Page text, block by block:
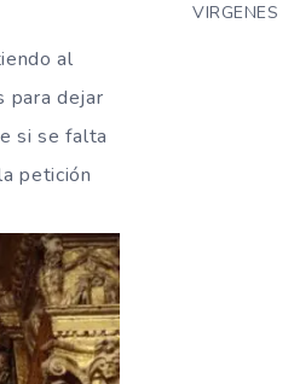
al
para dejar
si se falta
petición
VIRGENES